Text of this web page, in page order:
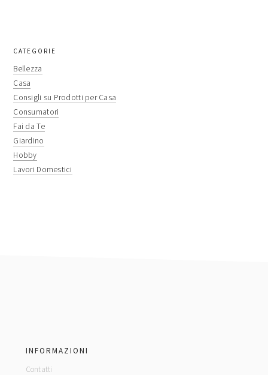
primary
sidebar
CATEGORIE
Bellezza
Casa
Consigli su Prodotti per Casa
Consumatori
Fai da Te
Giardino
Hobby
Lavori Domestici
INFORMAZIONI
Contatti